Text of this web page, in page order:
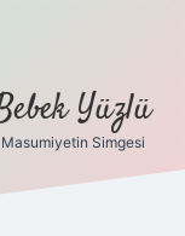
Yüzlü
Masumiyetin Simgesi